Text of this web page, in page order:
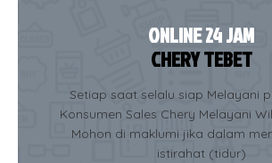
ONLINE 24 JAM
CHERY TEBET
Setiap saat selalu siap Melayani
Konsumen Sales Chery Melayani
Mohon di maklumi jika dalam
istirahat (tidur)